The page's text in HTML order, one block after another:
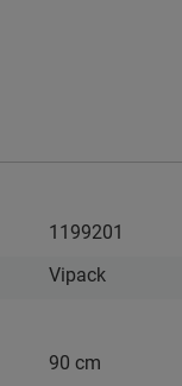
1199201
Vipack
90 cm